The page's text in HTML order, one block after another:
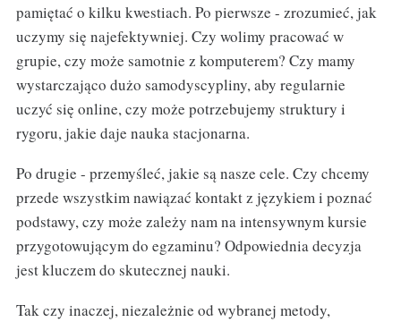
pamiętać o kilku kwestiach. Po pierwsze - zrozumieć, jak
uczymy się najefektywniej. Czy wolimy pracować w
grupie, czy może samotnie z komputerem? Czy mamy
wystarczająco dużo samodyscypliny, aby regularnie
uczyć się online, czy może potrzebujemy struktury i
rygoru, jakie daje nauka stacjonarna.
Po drugie - przemyśleć, jakie są nasze cele. Czy chcemy
przede wszystkim nawiązać kontakt z językiem i poznać
podstawy, czy może zależy nam na intensywnym kursie
przygotowującym do egzaminu? Odpowiednia decyzja
jest kluczem do skutecznej nauki.
Tak czy inaczej, niezależnie od wybranej metody,